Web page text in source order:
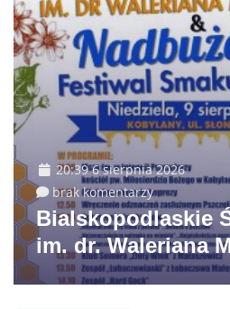
20:39 6 sierpnia 2026
brak komentarzy
Bialskopodlaskie
im. dr. Waleriana